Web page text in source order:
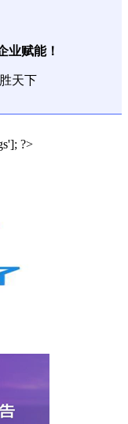
业赋能！
?>